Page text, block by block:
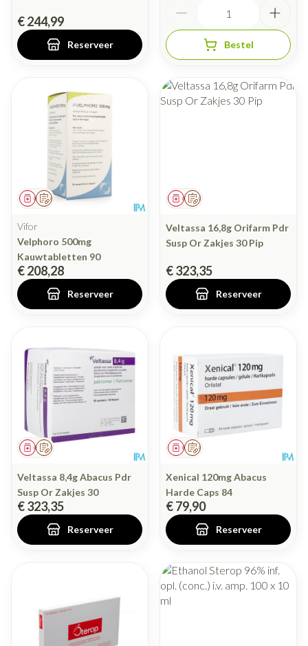
€ 244,99
Reserveer Bestel
Op voorschrift
Geneesmiddel
Vifor
Velphoro 500mg
Kauwtabletten 90
€ 208,28
Reserveer
Op voorschrift
Geneesmiddel
Veltassa 16,8g Orifarm Pdr
Susp Or Zakjes 30 Pip
€ 323,35
Reserveer
Op voorschrift
Geneesmiddel
Veltassa 8,4g Abacus Pdr
Susp Or Zakjes 30
€ 323,35
Reserveer
Op voorschrift
Geneesmiddel
Xenical 120mg Abacus
Harde Caps 84
€ 79,90
Reserveer